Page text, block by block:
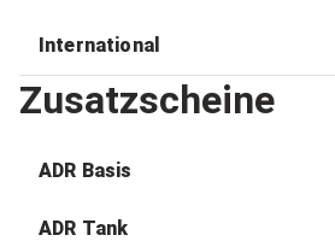
International
Zusatzscheine
ADR Basis
ADR Tank